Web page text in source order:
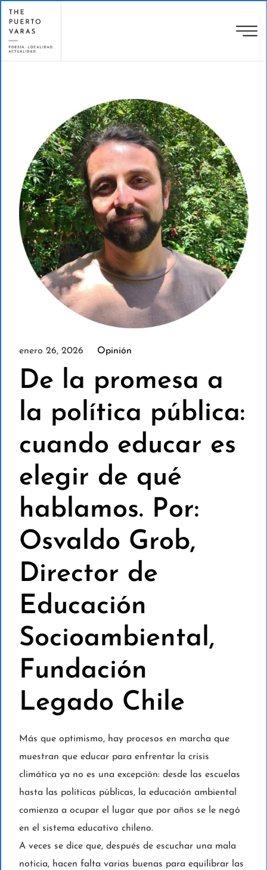
enero 26, 2026 Opinión
De la promesa a
la política pública:
cuando educar es
elegir de qué
hablamos. Por:
Osvaldo Grob,
Director de
Educación
Socioambiental,
Fundación
Legado Chile
Más que optimismo, hay procesos en marcha que
muestran que educar para enfrentar la crisis
climática ya no es una excepción: desde las escuelas
hasta las políticas públicas, la educación ambiental
comienza a ocupar el lugar que por años se le negó
en el sistema educativo chileno.
A veces se dice que, después de escuchar una mala
noticia, hacen falta varias buenas para equilibrar las